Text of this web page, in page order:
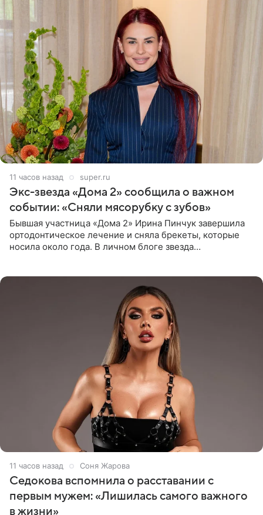
11 часов назад super.ru
Экс-звезда «Дома 2» сообщила о важном
событии: «Сняли мясорубку с зубов»
Бывшая участница «Дома 2» Ирина Пинчук завершила
ортодонтическое лечение и сняла брекеты, которые
носила около года. В личном блоге звезда
11 часов назад Соня Жарова
Седокова вспомнила о расставании с
первым мужем: «Лишилась самого важного
в жизни»